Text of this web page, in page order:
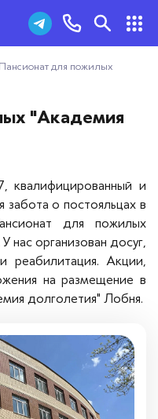
93
Пансионат для пожилых
"Академия
квалифицированный и
забота о постояльцах в
для пожилых
нас организован досуг,
реабилитация. Акции,
на размещение в
долголетия" Лобня.